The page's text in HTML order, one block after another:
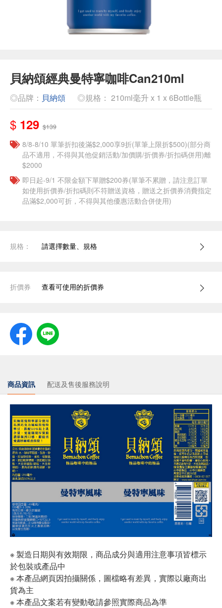
貝納頌經典曼特寧咖啡Can210ml
◎品牌： 貝納頌 ◎規格： 210ml毫升 x 1 x 6Bottle瓶
$ 129 $139
8/8-8/10 單筆折扣後滿$2,000享9折(單筆上限折$500)(部分商
品不適用，不得與其他促銷活動/加價購/折價券/折扣碼併用)離
$2000
即日起-9/1 不限金額下單贈$200券(單筆不累贈，請注意訂單
如使用折價券/折扣碼則不符贈送資格，贈送之折價券消費指定
品滿$2,000可折，不得與其他優惠活動合併使用)
規格： 請選擇數量、規格
折價券 查看可使用的折價券
商品資訊 配送及售後服務說明
※ 製造日期與有效期限，商品成分與適用注意事項皆標示
於包裝或產品中
※ 本產品網頁因拍攝關係，圖檔略有差異，實際以廠商出
貨為主
※ 本產品文案若有變動敬請參照實際商品為準